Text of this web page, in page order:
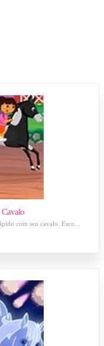
Cavalo
com seu cavalo. Esco...